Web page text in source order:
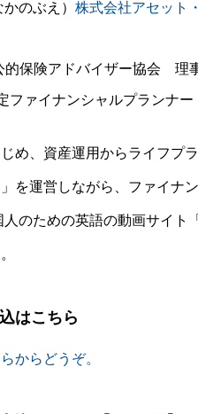
のぶえ） 株式会社アセット
的保険アドバイザー協会 理
ファイナンシャルプランナ
め、資産運用からライフプ
」を運営しながら、ファイ
のための英語の動画サイト
はこちら
からどうぞ。